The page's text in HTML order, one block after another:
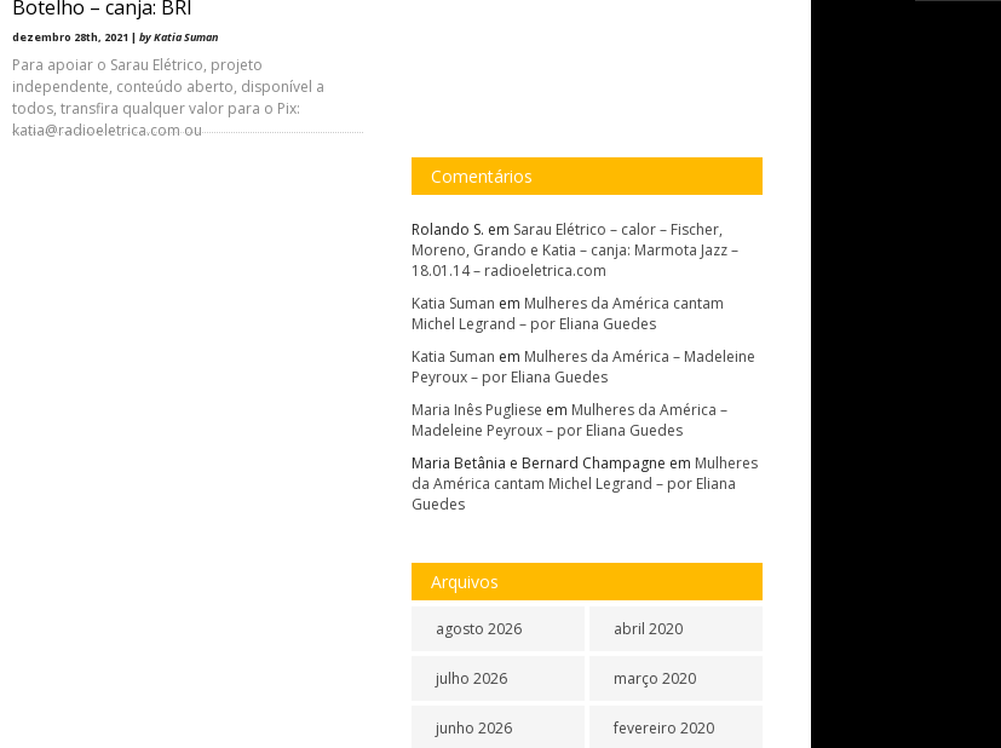
Botelho – canja: BRI
dezembro 28th, 2021 | by Katia Suman
Para apoiar o Sarau Elétrico, projeto
independente, conteúdo aberto, disponível a
todos, transfira qualquer valor para o Pix:
katia@radioeletrica.com ou
Comentários
Rolando S. em Sarau Elétrico – calor – Fischer,
Moreno, Grando e Katia – canja: Marmota Jazz –
18.01.14 – radioeletrica.com
Katia Suman em Mulheres da América cantam
Michel Legrand – por Eliana Guedes
Katia Suman em Mulheres da América – Madeleine
Peyroux – por Eliana Guedes
Maria Inês Pugliese em Mulheres da América –
Madeleine Peyroux – por Eliana Guedes
Maria Betânia e Bernard Champagne em Mulheres
da América cantam Michel Legrand – por Eliana
Guedes
Arquivos
agosto 2026
julho 2026
junho 2026
abril 2020
março 2020
fevereiro 2020